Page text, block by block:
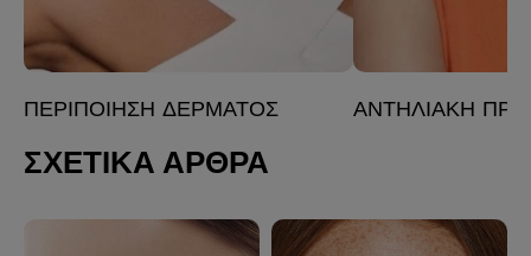
ΠΕΡΙΠΟΊΗΣΗ ΔΈΡΜΑΤΟΣ ΑΝΤΗΛΙΑΚΉ
ΣΧΕΤΙΚΑ ΑΡΘΡΑ